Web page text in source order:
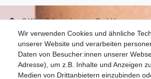
Wir verwenden Cookies und ähnliche
unserer Website und verarbeiten
Daten von Besucher:innen unserer
Adresse), um z.B. Inhalte und Anzeigen
Medien von Drittanbietern einzubinden
S.W.w. Schmuckwaren GmbH
07051-9608828
info@schmuckador.de
Montag bis Freitag 8.30 – 12.00 Uhr und